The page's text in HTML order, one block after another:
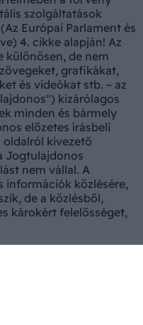
szolgáltatások
Európai Parlament és
4. cikke alapján! Az
különösen, de nem
grafikákat,
és videókat stb. – az
kizárólagos
minden és bármely
előzetes írásbeli
oldalról kivezető
Jogtulajdonos
nem vállal. A
információk közlésére,
de a közlésből,
károkért felelősséget,